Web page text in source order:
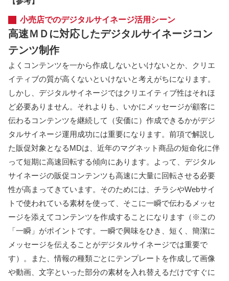
小売店でのデジタルサイネージ活用シーン
高速ＭＤに対応したデジタルサイネージコン
テンツ制作
よくコンテンツを一から作成しないといけないとか、クリエ
イティブの質が高くないといけないと考えがちになります。
しかし、デジタルサイネージではクリエイティブ性はそれほ
ど必要ありません。それよりも、いかにメッセージが顧客に
伝わるコンテンツを継続して（安価に）作成できるかがデジ
タルサイネージ運用成功には重要になります。前項で解説し
た販促対象となるMDは、近年のマグネット商品の短命化に伴
って短期に高速回転する傾向にあります。よって、デジタル
サイネージの販促コンテンツも高速に大量に回転させる必要
性が高まってきています。そのためには、チラシやWebサイ
トで使われている素材を使って、そこに一瞬で伝わるメッセ
ージを添えてコンテンツを作成することになります（※この
「一瞬」がポイントです。一瞬で興味をひき、短く、簡潔に
メッセージを伝えることがデジタルサイネージでは重要で
す）。また、情報の種類ごとにテンプレートを作成して画像
や動画、文字といった部分の素材を入れ替えるだけですぐに